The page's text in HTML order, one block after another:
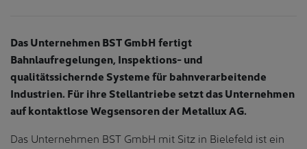
Das Unternehmen BST GmbH fertigt
Bahnlaufregelungen, Inspektions- und
qualitätssichernde Systeme für bahnverarbeitende
Industrien. Für ihre Stellantriebe setzt das Unternehmen
auf kontaktlose Wegsensoren der Metallux AG.
Das Unternehmen BST GmbH mit Sitz in Bielefeld ist ein